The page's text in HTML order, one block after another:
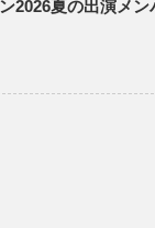
2026夏の出演メ